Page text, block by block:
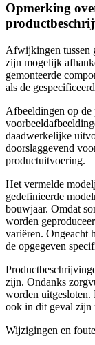
Opmerking
Afwijkingen tussen
zijn mogelijk
gemonteerde
als de
Afbeeldingen op de
daadwerkelijke
doorslaggevend
productuitvoering.
Het vermelde
gedefinieerde
bouwjaar. Omdat
worden
variëren. Ongeacht
de opgegeven
zijn. Ondanks
worden uitgesloten.
ook in dit geval zijn
Wijzigingen en